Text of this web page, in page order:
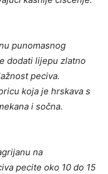
punomasnog
dodati lijepu zlatno
peciva.
koja je hrskava s
i sočna.
na
pecite oko 10 do 15